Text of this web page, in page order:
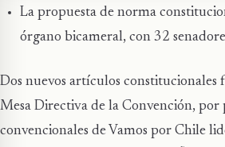
La propuesta de norma
órgano bicameral, con 32
Dos nuevos artículos constitucionales
Mesa Directiva de la Convención, por
convencionales de Vamos por Chile